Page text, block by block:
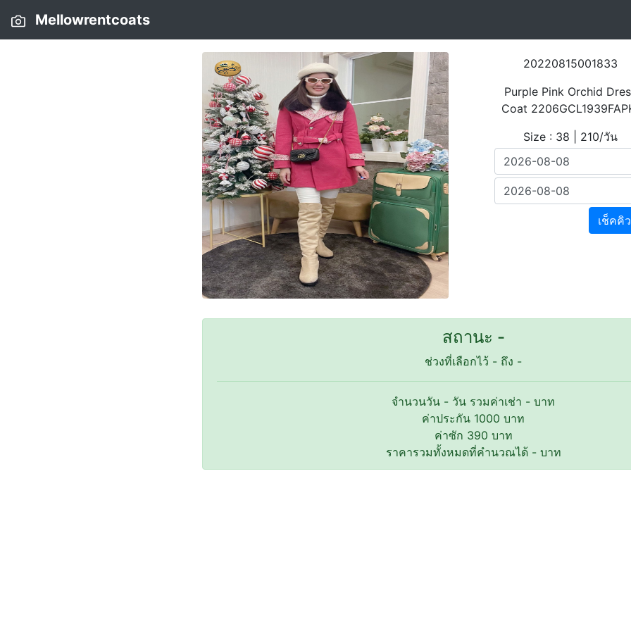
Mellowrentcoats
20220815001833
Purple Pink Orchid
Coat
Size : 38 | 210/วัน
เช็คคิว
สถานะ -
ช่วงที่เลือกไว้ - ถึง -
จำนวนวัน - วัน รวมค่าเช่า - บาท
ค่าประกัน 1000 บาท
ค่าซัก 390 บาท
ราคารวมทั้งหมดที่คำนวณได้ -บาท